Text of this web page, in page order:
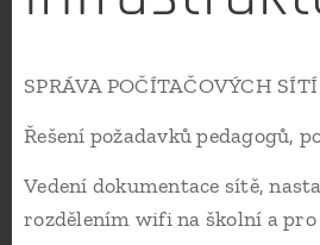
SPRÁVA POČÍTAČOVÝCH SÍTÍ
Řešení požadavků pedagogů,
Vedení dokumentace sítě,
rozdělením wifi na školní a pro